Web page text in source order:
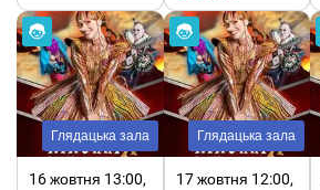
Глядацька зала
16 жовтня 13:00,
Глядацька зала
17 жовтня 12:00,